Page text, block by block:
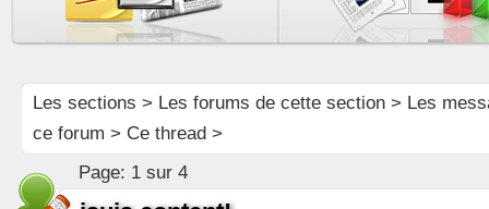
Les sections > Les forums de cette section> Les
ce forum > Ce thread >
Page: 1 sur 4